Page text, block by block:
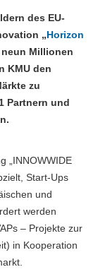
des EU-
„Horizon
Millionen
KMU den
zu
Partnern und
„INNOWWIDE
Start-Ups
und
werden
– Projekte zur
in Kooperation